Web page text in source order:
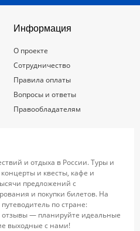
Информация
О проекте
Сотрудничество
Правила оплаты
Вопросы и ответы
Правообладателям
и отдыха в России. Туры и
и квесты, кафе и
предложений с
и покупки билетов. На
по стране:
— планируйте идеальные
выходные с нами!